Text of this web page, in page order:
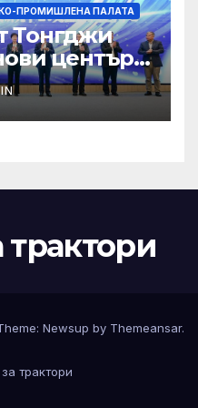
ПРОМИШЛЕНА ПАЛАТА
Тонгджи
центъра
трактори
Newsup by Themeansar.
трактори